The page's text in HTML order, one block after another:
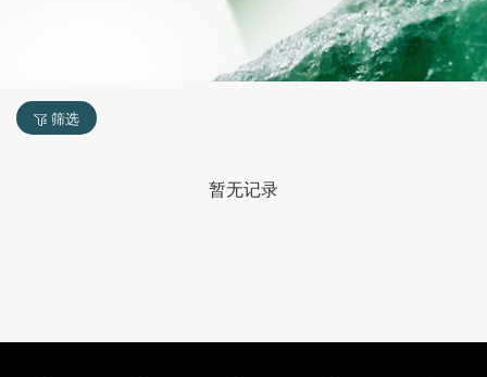
筛选
暂无记录